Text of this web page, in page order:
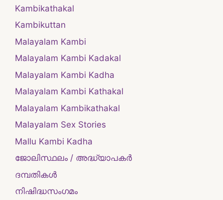
Kambikathakal
Kambikuttan
Malayalam Kambi
Malayalam Kambi Kadakal
Malayalam Kambi Kadha
Malayalam Kambi Kathakal
Malayalam Kambikathakal
Malayalam Sex Stories
Mallu Kambi Kadha
ജോലിസ്ഥലം / അദ്ധ്യാപകർ
ദമ്പതികള്‍
നിഷിദ്ധസംഗമം